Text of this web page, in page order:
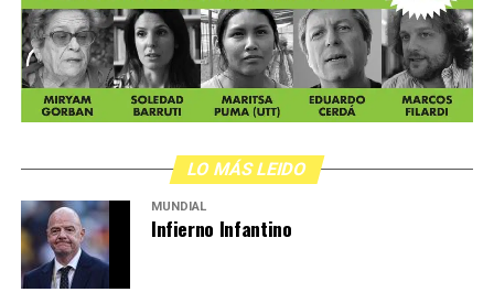
LO MÁS LEIDO
MUNDIAL
Infierno Infantino